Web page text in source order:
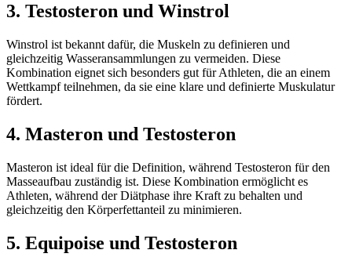
3. Testosteron und Winstrol
Winstrol ist bekannt dafür, die Muskeln zu definieren und
gleichzeitig Wasseransammlungen zu vermeiden. Diese
Kombination eignet sich besonders gut für Athleten, die an einem
Wettkampf teilnehmen, da sie eine klare und definierte Muskulatur
fördert.
4. Masteron und Testosteron
Masteron ist ideal für die Definition, während Testosteron für den
Masseaufbau zuständig ist. Diese Kombination ermöglicht es
Athleten, während der Diätphase ihre Kraft zu behalten und
gleichzeitig den Körperfettanteil zu minimieren.
5. Equipoise und Testosteron